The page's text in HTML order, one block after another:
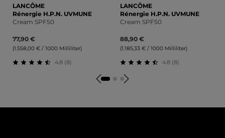
LANCÔME
Rénergie H.P.N. UVMUNE
Cream SPF50
77,90 €
(1.558,00 € / 1000 Milliliter)
Durchschnittliche Bewertung von 4.75 von 5 Sternen
4.8 (8)
LANCÔME
Rénergie H.P.N. UVMUNE
Cream SPF50
88,90 €
(1.185,33 € / 1000 Milliliter)
Durchschnittliche
4.8 (8)